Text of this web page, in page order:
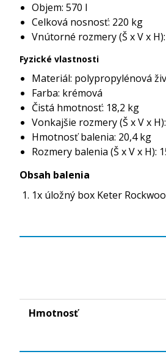
Objem: 570 l
Celková nosnosť: 220 kg
Vnútorné rozmery (Š x V x
Fyzické vlastnosti
Materiál: polypropylénová
Farba: krémová
Čistá hmotnosť: 18,2 kg
Vonkajšie rozmery (Š x V x
Hmotnosť balenia: 20,4 kg
Rozmery balenia (Š x V x H):
Obsah balenia
1x úložný box Keter
Hmotnosť